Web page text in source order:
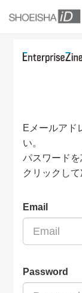
Eメールアド
い。
パスワード
クリックし
Email
Password